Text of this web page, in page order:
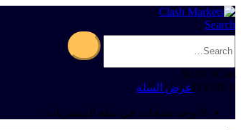
Search
0Cart
$0.00
0 ITEMS
عرض السلة
لا توجد منتجات في سلة المشتريات.